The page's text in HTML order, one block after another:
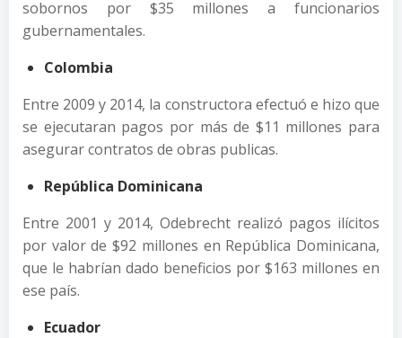
sobornos por $35 millones a funcionarios
gubernamentales.
Colombia
Entre 2009 y 2014, la constructora efectuó e hizo que
se ejecutaran pagos por más de $11 millones para
asegurar contratos de obras publicas.
República Dominicana
Entre 2001 y 2014, Odebrecht realizó pagos ilícitos
por valor de $92 millones en República Dominicana,
que le habrían dado beneficios por $163 millones en
ese país.
Ecuador